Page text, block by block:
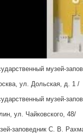
музей-
ул. Дольская, д. 1 /
музей-
ул. Чайковского, 48/
заповедник С. В.